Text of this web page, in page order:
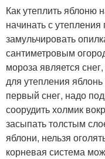
Как утеплить яблоню
начинать с
замульчировать
сантиметровым
мороза является
для утепления
первый снег, надо
соорудить холмик
засыпать толстым
яблони, нельзя
корневая система